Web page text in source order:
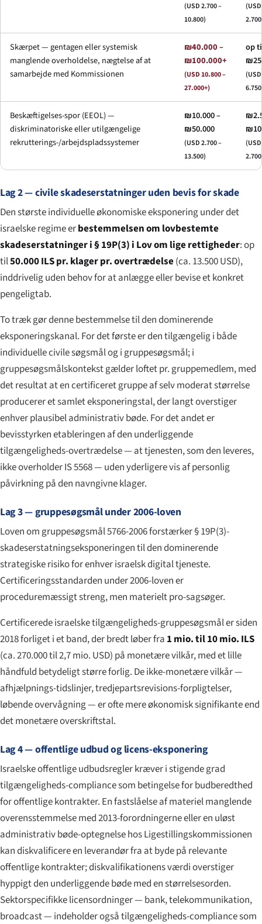
(USD 2.700 –
10.800)
Skærpet — gentagen eller systemisk
manglende overholdelse, nægtelse af at
samarbejde med Kommissionen
₪40.000 –
₪100.000+
(USD 10.800 –
27.000+)
op
Beskæftigelses-spor (EEOL) —
diskriminatoriske eller utilgængelige
rekrutterings-/arbejdspladssystemer
₪10.000 –
₪50.000
(USD 2.700 –
13.500)
Lag 2 — civile skadeserstatninger uden bevis for skade
Den største individuelle økonomiske eksponering under det
israelske regime erbestemmelsen om lovbestemte
skadeserstatninger i § 19P(3) i Lov om lige rettigheder: op
til50.000 ILS pr. klager pr. overtrædelse(ca. 13.500 USD),
inddrivelig uden behov for at anlægge eller bevise et konkret
pengeligtab.
To træk gør denne bestemmelse til den dominerende
eksponeringskanal. For det første er den tilgængelig i både
individuelle civile søgsmål og i gruppesøgsmål; i
gruppesøgsmålskontekst gælder loftet pr. gruppemedlem, med
det resultat at en certificeret gruppe af selv moderat størrelse
producerer et samlet eksponeringstal, der langt overstiger
enhver plausibel administrativ bøde. For det andet er
bevisstyrken etableringen af den underliggende
tilgængeligheds-overtrædelse — at tjenesten, som den leveres,
ikke overholder IS 5568 — uden yderligere vis af personlig
påvirkning på den navngivne klager.
Lag 3 — gruppesøgsmål under 2006-loven
Loven om gruppesøgsmål 5766-2006 forstærker § 19P(3)-
skadeserstatningseksponeringen til den dominerende
strategiske risiko for enhver israelsk digital tjeneste.
Certificeringsstandarden under 2006-loven er
proceduremæssigt streng, men materielt pro-sagsøger.
Certificerede israelske tilgængeligheds-gruppesøgsmål er siden
2018 forliget i et band, der bredt løber fra 1 mio. til 10 mio. ILS
(ca. 270.000 til 2,7 mio. USD) på monetære vilkår, med et lille
håndfuld betydeligt større forlig. De ikke-monetære vilkår —
afhjælpnings-tidslinjer, tredjepartsrevisions-forpligtelser,
løbende overvågning — er ofte mere økonomisk signifikante end
det monetære overskriftstal.
Lag 4 — offentlige udbud og licens-eksponering
Israelske offentlige udbudsregler kræver i stigende grad
tilgængeligheds-compliance som betingelse for budberedthed
for offentlige kontrakter. En fastslåelse af materiel manglende
overensstemmelse med 2013-forordningerne eller en uløst
administrativ bøde-optegnelse hos Ligestillingskommissionen
kan diskvalificere en leverandør fra at byde på relevante
offentlige kontrakter; diskvalifikationens værdi overstiger
hyppigt den underliggende bøde med en størrelsesorden.
Sektorspecifikke licensordninger — bank, telekommunikation,
broadcast — indeholder også tilgængeligheds-compliance som